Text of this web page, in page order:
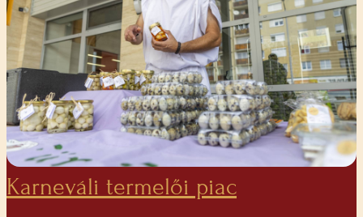
Karneváli termelői piac